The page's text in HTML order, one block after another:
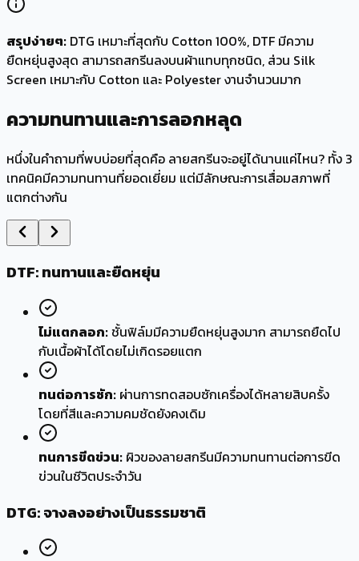
สรุปง่ายๆ: DTG เหมาะที่สุดกับ Cotton 100%, DTF มีความ
ยืดหยุ่นสูงสุด สามารถสกรีนลงบนผ้าแทบทุกชนิด, ส่วน Silk
Screen เหมาะกับ Cotton และ Polyester งานจำนวนมาก
ความทนทานและการลอกหลุด
หนึ่งในคำถามที่พบบ่อยที่สุดคือ ลายสกรีนจะอยู่ได้นานแค่ไหน? ทั้ง 3
เทคนิคมีความทนทานที่ยอดเยี่ยม แต่มีลักษณะการเสื่อมสภาพที่
แตกต่างกัน
DTF: ทนทานและยืดหยุ่น
ไม่แตกลอก:ชั้นฟิล์มมีความยืดหยุ่นสูงมาก สามารถยืดไป
กับเนื้อผ้าได้โดยไม่เกิดรอยแตก
ทนต่อการซัก: ผ่านการทดสอบซักเครื่องได้หลายสิบครั้ง
โดยที่สีและความคมชัดยังคงเดิม
ทนการขีดข่วน: ผิวของลายสกรีนมีความทนทานต่อการขีด
ข่วนในชีวิตประจำวัน
DTG: จางลงอย่างเป็นธรรมชาติ